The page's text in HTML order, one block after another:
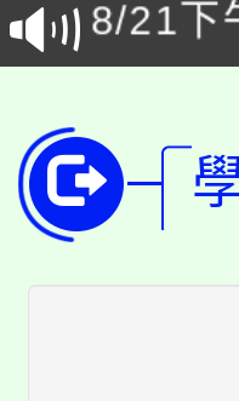
場熱烈
徵才活
局官網
開!
115年
視費
大園
份教
大溪